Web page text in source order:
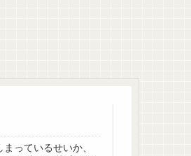
っているせいか、